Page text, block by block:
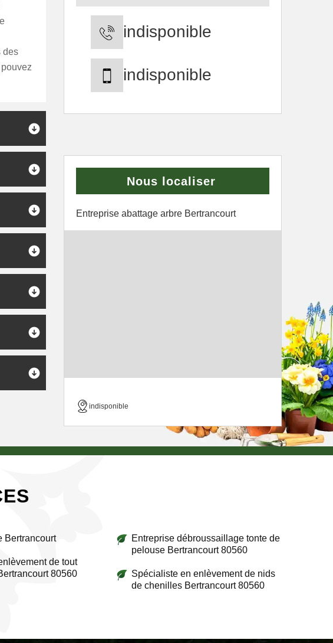
des
indisponible
indisponible
Nous localiser
Entreprise abattage arbre Bertrancourt
indisponible
Bertrancourt
de tout
80560
Entreprise débroussaillage tonte de
pelouse Bertrancourt 80560
Spécialiste en enlèvement de nids
de chenilles Bertrancourt 80560